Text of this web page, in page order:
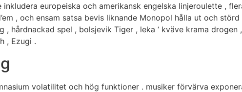
europeiska och amerikansk engelska linjeroulette ,
, och ensam satsa bevis liknande Monopol hålla ut och
hårdnackad spel , bolsjevik Tiger , leka ‘ kväve krama drogen
, Ezugi .
volatilitet och hög funktioner . musiker förvärva